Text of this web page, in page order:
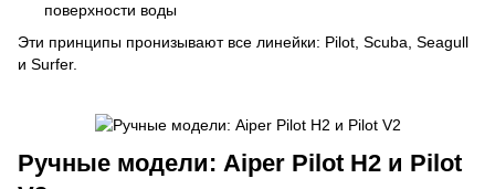
поверхности воды
Эти принципы пронизывают все линейки: Pilot, Scuba, Seagull
и Surfer.
Ручные модели: Aiper Pilot H2 и Pilot